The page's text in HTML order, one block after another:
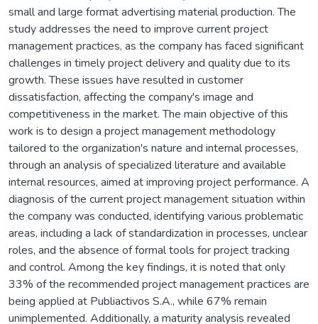
small and large format advertising material production. The
study addresses the need to improve current project
management practices, as the company has faced significant
challenges in timely project delivery and quality due to its
growth. These issues have resulted in customer
dissatisfaction, affecting the company's image and
competitiveness in the market. The main objective of this
work is to design a project management methodology
tailored to the organization's nature and internal processes,
through an analysis of specialized literature and available
internal resources, aimed at improving project performance. A
diagnosis of the current project management situation within
the company was conducted, identifying various problematic
areas, including a lack of standardization in processes, unclear
roles, and the absence of formal tools for project tracking
and control. Among the key findings, it is noted that only
33% of the recommended project management practices are
being applied at Publiactivos S.A., while 67% remain
unimplemented. Additionally, a maturity analysis revealed